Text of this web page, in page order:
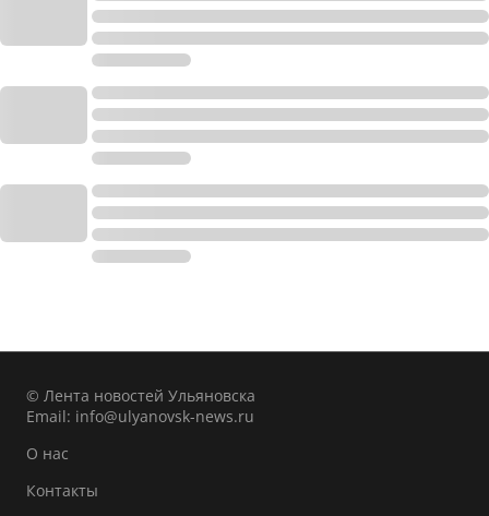
© Лента новостей Ульяновска
Email: info@ulyanovsk-news.ru
О нас
Контакты